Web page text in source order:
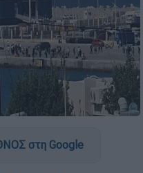
στη Google